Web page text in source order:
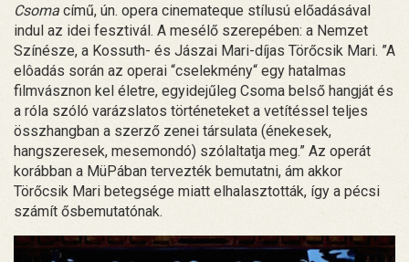
Csoma című, ún. opera cinemateque stílusú előadásával
indul az idei fesztivál. A mesélő szerepében: a Nemzet
Színésze, a Kossuth- és Jászai Mari-díjas Törőcsik Mari. ”A
elôadás során az operai “cselekmény“ egy hatalmas
filmvásznon kel életre, egyidejűleg Csoma belső hangját és
a róla szóló varázslatos történeteket a vetítéssel teljes
összhangban a szerző zenei társulata (énekesek,
hangszeresek, mesemondó) szólaltatja meg.” Az operát
korábban a MüPában tervezték bemutatni, ám akkor
Törőcsik Mari betegsége miatt elhalasztották, így a pécsi
számít ősbemutatónak.